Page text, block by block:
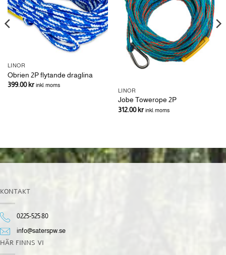
LINOR
Obrien 2P flytande draglina
399.00kr inkl. moms
LINOR
Jobe Towerope 2P
312.00kr inkl. moms
KONTAKT
0225-525 80
info@saterspw.se
HÄR FINNS VI